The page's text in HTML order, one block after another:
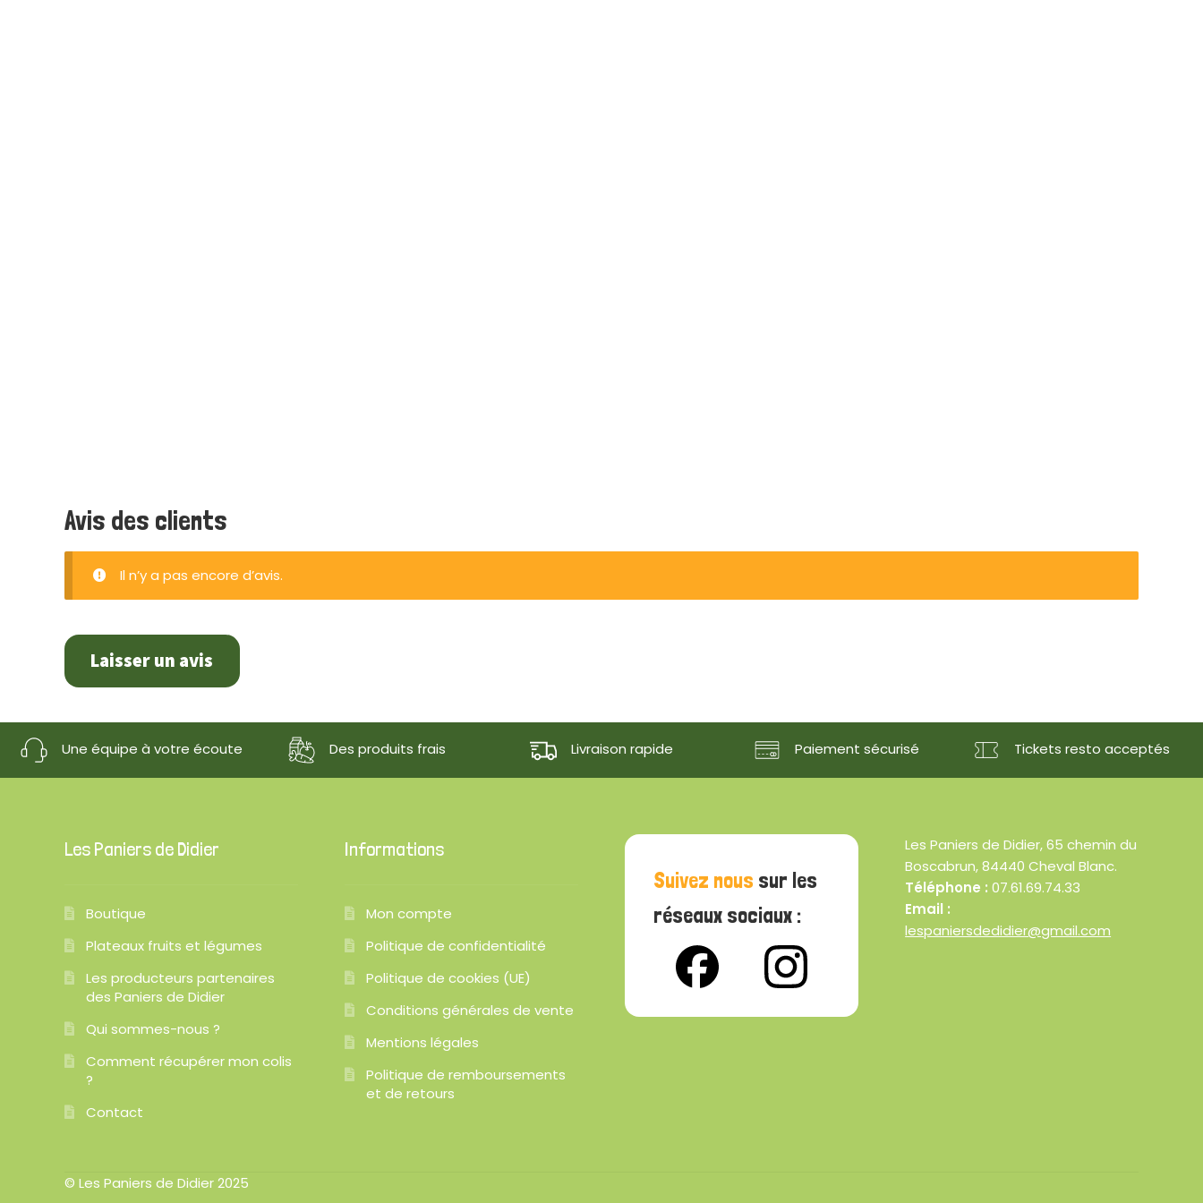
Avis des clients
Il n’y a pas encore d’avis.
Laisser un avis
Une équipe à votre écoute Des produits frais Livraison rapide Paiement sécurisé Tickets resto acceptés
Les Paniers de Didier
Boutique
Plateaux fruits et légumes
Les producteurs partenaires
des Paniers de Didier
Qui sommes-nous ?
Comment récupérer mon colis
?
Contact
Informations
Mon compte
Politique de confidentialité
Politique de cookies (UE)
Conditions générales de vente
Mentions légales
Politique de remboursements
et de retours
Suivez nous sur les
réseaux sociaux :
Les Paniers de Didier, 65 chemin du
Boscabrun, 84440 Cheval Blanc.
Téléphone : 07.61.69.74.33
Email :
lespaniersdedidier@gmail.com
© Les Paniers de Didier 2025